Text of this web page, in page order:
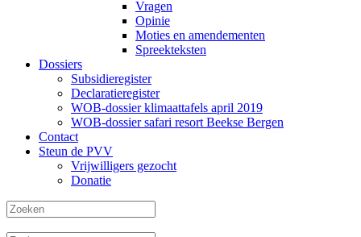
Vragen
Opinie
Moties en amendementen
Spreekteksten
Dossiers
Subsidieregister
Declaratieregister
WOB-dossier klimaattafels april 2019
WOB-dossier safari resort Beekse Bergen
Contact
Steun de PVV
Vrijwilligers gezocht
Donatie